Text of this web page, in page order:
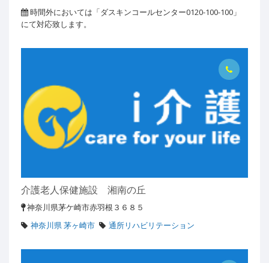
時間外においては「ダスキンコールセンター0120-100-100」
にて対応致します。
介護老人保健施設 湘南の丘
神奈川県茅ケ崎市赤羽根３６８５
神奈川県 茅ヶ崎市
通所リハビリテーション